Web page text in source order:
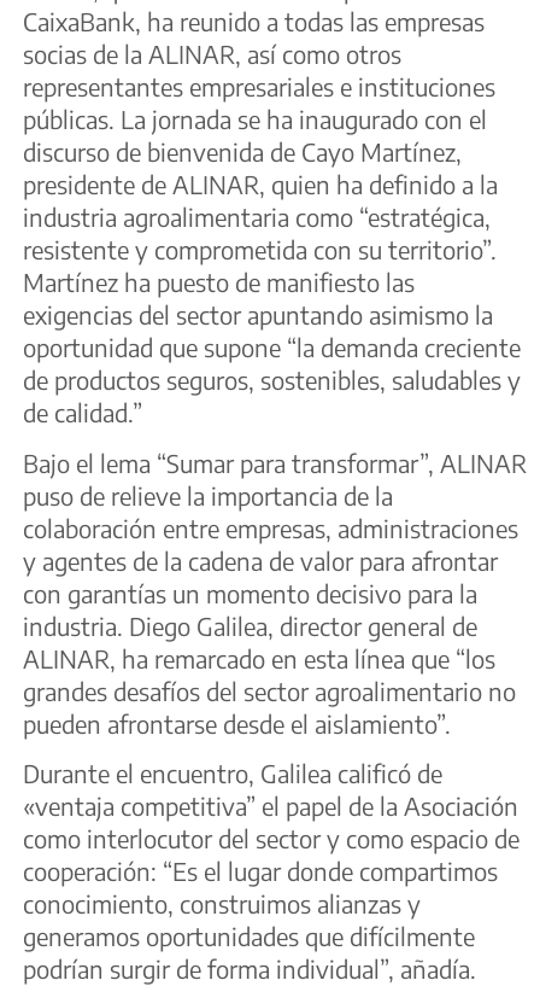
CaixaBank, ha reunido a todas las empresas
socias de la ALINAR, así como otros
representantes empresariales e instituciones
públicas. La jornada se ha inaugurado con el
discurso de bienvenida de Cayo Martínez,
presidente de ALINAR, quien ha definido a la
industria agroalimentaria como “estratégica,
resistente y comprometida con su territorio”.
Martínez ha puesto de manifiesto las
exigencias del sector apuntando asimismo la
oportunidad que supone “la demanda creciente
de productos seguros, sostenibles, saludables y
de calidad.”
Bajo el lema “Sumar para transformar”, ALINAR
puso de relieve la importancia de la
colaboración entre empresas, administraciones
y agentes de la cadena de valor para afrontar
con garantías un momento decisivo para la
industria. Diego Galilea, director general de
ALINAR, ha remarcado en esta línea que “los
grandes desafíos del sector agroalimentario no
pueden afrontarse desde el aislamiento”.
Durante el encuentro, Galilea calificó de
«ventaja competitiva” el papel de la Asociación
como interlocutor del sector y como espacio de
cooperación: “Es el lugar donde compartimos
conocimiento, construimos alianzas y
generamos oportunidades que difícilmente
podrían surgir de forma individual”, añadía.